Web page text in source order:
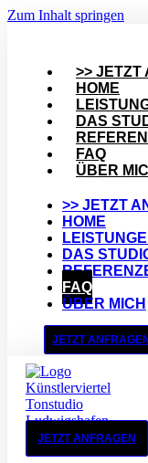
Zum Inhalt springen
>> JETZT
HOME
DAS
FAQ
ÜBER
>> JETZT
HOME
DAS
FAQ
ÜBER MICH
JETZT ANFRAGEN
JETZT ANFRAGEN